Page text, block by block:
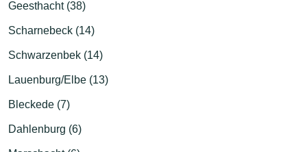
Geesthacht (38)
Scharnebeck (14)
Schwarzenbek (14)
Lauenburg/Elbe (13)
Bleckede (7)
Dahlenburg (6)